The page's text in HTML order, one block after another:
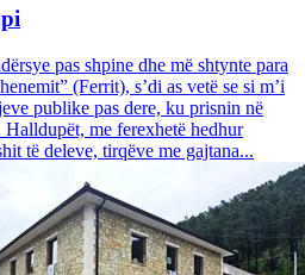
pas shpine dhe më shtynte para
(Ferrit), s’di as vetë se si m’i
publike pas dere, ku prisnin në
Halldupët, me ferexhetë hedhur
të deleve, tirqëve me gajtana...